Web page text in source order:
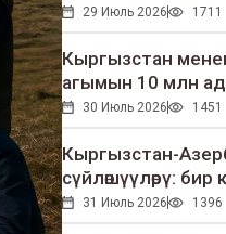
29 Июль 2026 1711
Кыргызстан
агымын 10 млн
30 Июль 2026 1451
Кыргызстан-
сүйлөшүүлөрү:
31 Июль 2026 1396